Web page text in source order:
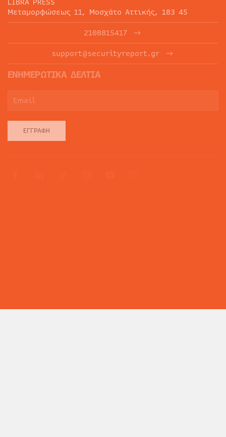
Μεταμορφώσεως 11, Μοσχάτο Αττικής, 183 45
2108815417
support@securityreport.gr
ΕΝΗΜΕΡΩΤΙΚΑ ΔΕΛΤΙΑ
ΕΓΓΡΑΦΉ